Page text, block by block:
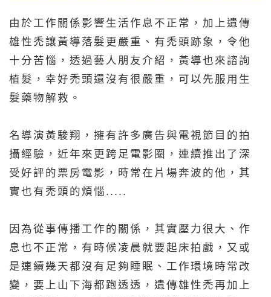
由於工作關係影響生活作息不正常，加上遺傳
雄性禿讓黃導落髮更嚴重、有禿頭跡象，令他
十分苦惱，透過藝人朋友介紹，黃導也來諮詢
植髮，幸好禿頭還沒有很嚴重，可以先服用生
髮藥物解救。
名導演黃駿翔，擁有許多廣告與電視節目的拍
攝經驗，近年來更跨足電影圈，連續推出了深
受好評的票房電影，時常在片場奔波的他，其
實也有禿頭的煩惱.....
因為從事傳播工作的關係，其實壓力很大、作
息也不正常，有時候凌晨就要起床拍戲，又或
是連續幾天都沒有足夠睡眠、工作環境時常改
變，要上山下海都跑透透，遺傳雄性禿再加上